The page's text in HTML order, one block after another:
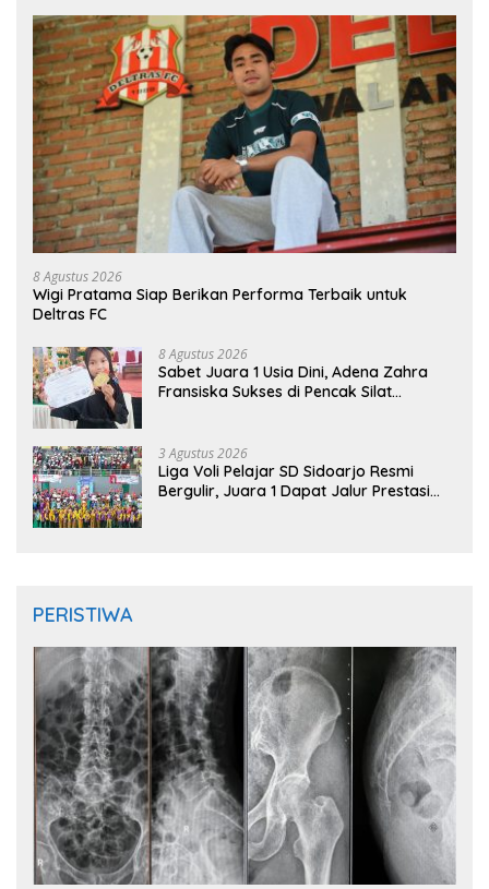
8 Agustus 2026
Wigi Pratama Siap Berikan Performa Terbaik untuk
Deltras FC
8 Agustus 2026
Sabet Juara 1 Usia Dini, Adena Zahra
Fransiska Sukses di Pencak Silat
3 Agustus 2026
Liga Voli Pelajar SD Sidoarjo Resmi
Bergulir, Juara 1 Dapat Jalur Prestasi
PERISTIWA